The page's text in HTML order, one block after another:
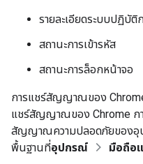
รายละเอียดระบบปฏิบัติ
สถานะการเข้ารหัส
สถานะการล็อกหน้าจอ
การแชร์สัญญาณของ Chrome
แชร์สัญญาณของ Chrome กา
สัญญาณความปลอดภัยของอุ
พื้นฐานที่อุปกรณ์ มือถือ